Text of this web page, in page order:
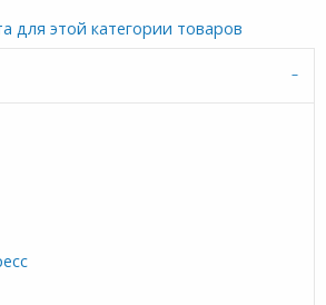
для этой категории товаров